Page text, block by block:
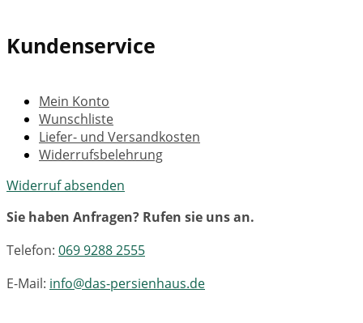
Kundenservice
Mein Konto
Wunschliste
Liefer- und Versandkosten
Widerrufsbelehrung
Widerruf absenden
Sie haben Anfragen? Rufen sie uns an.
Telefon: 069 9288 2555
E-Mail: info@das-persienhaus.de